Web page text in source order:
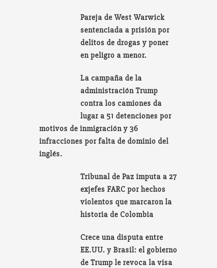
Pareja de West Warwick
sentenciada a prisión por
delitos de drogas y poner
en peligro a menor.
La campaña de la
administración Trump
contra los camiones da
lugar a 51 detenciones por
motivos de inmigración y 36
infracciones por falta de dominio del
inglés.
Tribunal de Paz imputa a 27
exjefes FARC por hechos
violentos que marcaron la
historia de Colombia
Crece una disputa entre
EE.UU. y Brasil: el gobierno
de Trump le revoca la visa